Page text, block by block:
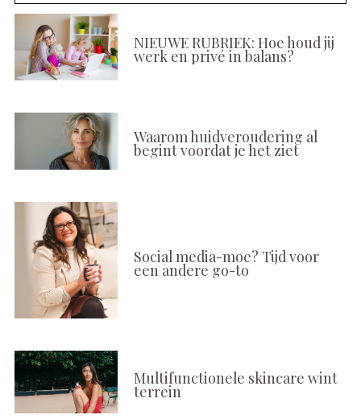
NIEUWE RUBRIEK: Hoe houd jij
werk en privé in balans?
Waarom huidveroudering al
begint voordat je het ziet
Social media-moe? Tijd voor
een andere go-to
Multifunctionele skincare wint
terrein